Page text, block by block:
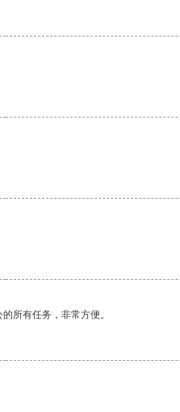
所有任务，非常方便。